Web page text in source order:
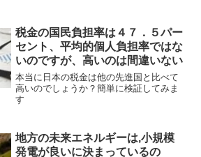
な荒波が押し寄せる大海原を航海するよ
うなものです。今回は、暗...
税金の国民負担率は４７．５パー
セント、平均的個人負担率ではな
いのですが、高いのは間違いない
本当に日本の税金は他の先進国と比べて
高いのでしょうか？簡単に検証してみま
す
地方の未来エネルギーは,小規模
発電が良いに決まっているの